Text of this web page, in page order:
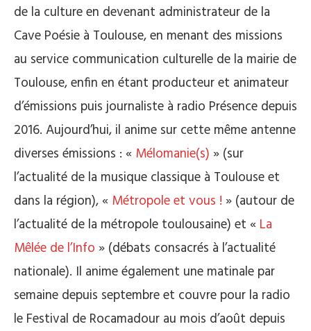
de la culture en devenant administrateur de la
Cave Poésie à Toulouse, en menant des missions
au service communication culturelle de la mairie de
Toulouse, enfin en étant producteur et animateur
d’émissions puis journaliste à radio Présence depuis
2016. Aujourd’hui, il anime sur cette même antenne
diverses émissions : « Mélomanie(s) » (sur
l’actualité de la musique classique à Toulouse et
dans la région), « Métropole et vous ! » (autour de
l’actualité de la métropole toulousaine) et « La
Mêlée de l’Info » (débats consacrés à l’actualité
nationale). Il anime également une matinale par
semaine depuis septembre et couvre pour la radio
le Festival de Rocamadour au mois d’août depuis